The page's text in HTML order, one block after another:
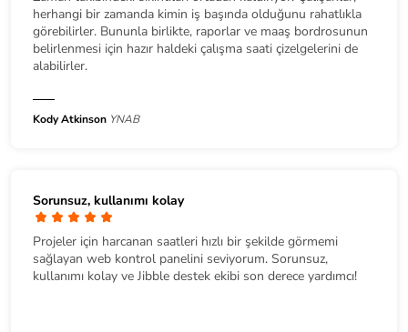
herhangi bir zamanda kimin iş başında olduğunu rahatlıkla
görebilirler. Bununla birlikte, raporlar ve maaş bordrosunun
belirlenmesi için hazır haldeki çalışma saati çizelgelerini de
alabilirler.
Kody Atkinson YNAB
Sorunsuz, kullanımı kolay
Projeler için harcanan saatleri hızlı bir şekilde görmemi
sağlayan web kontrol panelini seviyorum. Sorunsuz,
kullanımı kolay ve Jibble destek ekibi son derece yardımcı!